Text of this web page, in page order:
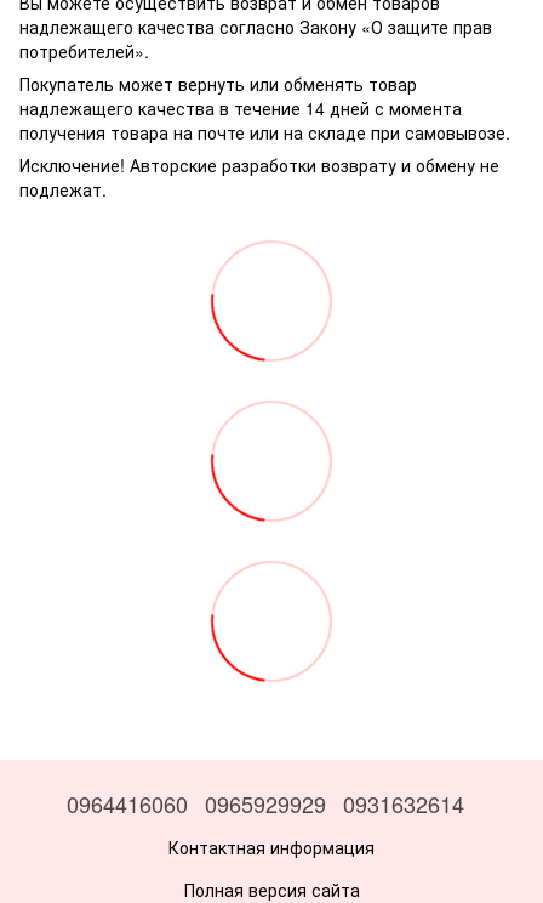
надлежащего качества согласно Закону «О защите прав
потребителей».
Покупатель может вернуть или обменять товар
надлежащего качества в течение 14 дней с момента
получения товара на почте или на складе при самовывозе.
Исключение! Авторские разработки возврату и обмену не
подлежат.
0964416060 0965929929 0931632614
Контактная информация
Полная версия сайта